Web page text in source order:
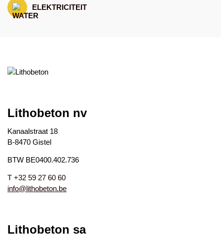
ELEKTRICITEIT
Lithobeton nv
Kanaalstraat 18
B-8470 Gistel
BTW BE0400.402.736
T +32 59 27 60 60
info@lithobeton.be
Lithobeton sa